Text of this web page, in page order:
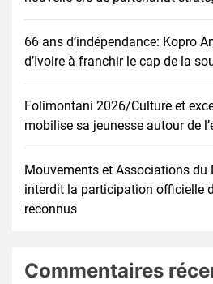
66 ans d’indépendance: Kopro
d’Ivoire à franchir le cap de la
Folimontani 2026/Culture et
mobilise sa jeunesse autour de
Mouvements et Associations du
interdit la participation officielle
reconnus
Commentaires